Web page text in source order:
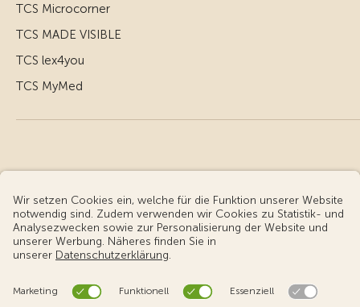
TCS Microcorner
TCS MADE VISIBLE
TCS lex4you
TCS MyMed
© Touring Club Schweiz
Benutzungsbedingungen - rechtliche Informationen